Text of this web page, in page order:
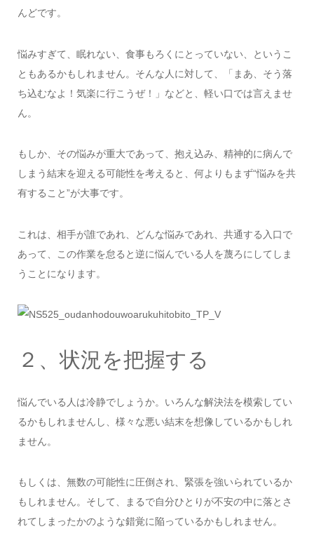
んどです。
悩みすぎて、眠れない、食事もろくにとっていない、というこ
ともあるかもしれません。そんな人に対して、「まあ、そう落
ち込むなよ！気楽に行こうぜ！」などと、軽い口では言えませ
ん。
もしか、その悩みが重大であって、抱え込み、精神的に病んで
しまう結末を迎える可能性を考えると、何よりもまず“悩みを共
有すること”が大事です。
これは、相手が誰であれ、どんな悩みであれ、共通する入口で
あって、この作業を怠ると逆に悩んでいる人を蔑ろにしてしま
うことになります。
２、状況を把握する
悩んでいる人は冷静でしょうか。いろんな解決法を模索してい
るかもしれませんし、様々な悪い結末を想像しているかもしれ
ません。
もしくは、無数の可能性に圧倒され、緊張を強いられているか
もしれません。そして、まるで自分ひとりが不安の中に落とさ
れてしまったかのような錯覚に陥っているかもしれません。